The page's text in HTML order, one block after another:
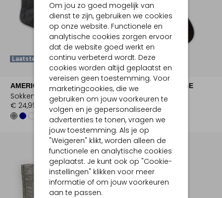
Om jou zo goed mogelijk van
dienst te zijn, gebruiken we cookies
op onze website. Functionele en
analytische cookies zorgen ervoor
dat de website goed werkt en
continu verbeterd wordt. Deze
cookies worden altijd geplaatst en
vereisen geen toestemming. Voor
marketingcookies, die we
gebruiken om jouw voorkeuren te
volgen en je gepersonaliseerde
advertenties te tonen, vragen we
jouw toestemming. Als je op
"Weigeren" klikt, worden alleen de
functionele en analytische cookies
geplaatst. Je kunt ook op "Cookie-
instellingen" klikken voor meer
informatie of om jouw voorkeuren
aan te passen.
Laatste Maten
AMERICAN VINTAGE
Sokken
€ 24,99
Laatste Maten
AMERICAN VINTAGE
Sokken
€ 24,99